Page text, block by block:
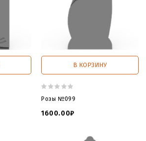
В КОРЗИНУ
Розы №099
1600.00₽